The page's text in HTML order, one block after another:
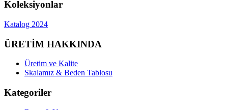
Koleksiyonlar
Katalog 2024
ÜRETİM HAKKINDA
Üretim ve Kalite
Skalamız & Beden Tablosu
Kategoriler